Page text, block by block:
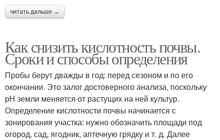
читать дальше →
Как снизить кислотность почвы.
Сроки и способы определения
Пробы берут дважды в год: перед сезоном и по его
окончании. Это залог достоверного анализа, поскольку
рН земли меняется от растущих на ней культур.
Определение кислотности почвы начинается с
зонирования участка: нужно обозначить площади под
огород, сад, ягодник, аптечную грядку и т. д. Далее